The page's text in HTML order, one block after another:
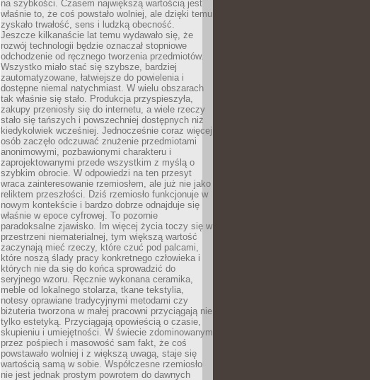
na szybkości. Czasem największą wartością jest
właśnie to, że coś powstało wolniej, ale dzięki temu
zyskało trwałość, sens i ludzką obecność.
Jeszcze kilkanaście lat temu wydawało się, że
rozwój technologii będzie oznaczał stopniowe
odchodzenie od ręcznego tworzenia przedmiotów.
Wszystko miało stać się szybsze, bardziej
zautomatyzowane, łatwiejsze do powielenia i
dostępne niemal natychmiast. W wielu obszarach
tak właśnie się stało. Produkcja przyspieszyła,
zakupy przeniosły się do internetu, a wiele rzeczy
stało się tańszych i powszechniej dostępnych niż
kiedykolwiek wcześniej. Jednocześnie coraz więcej
osób zaczęło odczuwać znużenie przedmiotami
anonimowymi, pozbawionymi charakteru i
zaprojektowanymi przede wszystkim z myślą o
szybkim obrocie. W odpowiedzi na ten przesyt
wraca zainteresowanie rzemiosłem, ale już nie jako
reliktem przeszłości. Dziś rzemiosło funkcjonuje w
nowym kontekście i bardzo dobrze odnajduje się
właśnie w epoce cyfrowej. To pozornie
paradoksalne zjawisko. Im więcej życia toczy się w
przestrzeni niematerialnej, tym większą wartość
zaczynają mieć rzeczy, które czuć pod palcami,
które noszą ślady pracy konkretnego człowieka i
których nie da się do końca sprowadzić do
seryjnego wzoru. Ręcznie wykonana ceramika,
meble od lokalnego stolarza, tkane tekstylia,
notesy oprawiane tradycyjnymi metodami czy
biżuteria tworzona w małej pracowni przyciągają nie
tylko estetyką. Przyciągają opowieścią o czasie,
skupieniu i umiejętności. W świecie zdominowanym
przez pośpiech i masowość sam fakt, że coś
powstawało wolniej i z większą uwagą, staje się
wartością samą w sobie. Współczesne rzemiosło
nie jest jednak prostym powrotem do dawnych